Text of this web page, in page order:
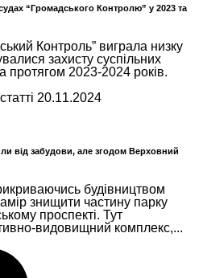
“Громадського Контролю” у 2023 та
Контроль” виграла низку
захисту суспільних
протягом 2023-2024 років.
20.11.2024
від забудови, але згодом Верховний
будівництвом
знищити частину парку
проспекті. Тут
видовищний комплекс,...